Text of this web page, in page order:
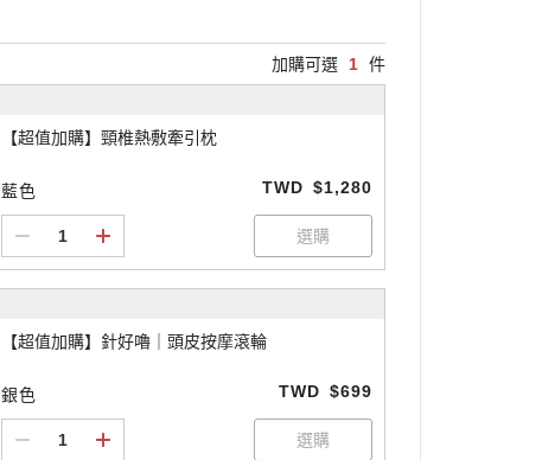
加購可選 1 件
【超值加購】頸椎熱敷牽引枕
藍色 TWD $1,280
【超值加購】針好嚕｜頭皮按摩滾輪
銀色 TWD $699